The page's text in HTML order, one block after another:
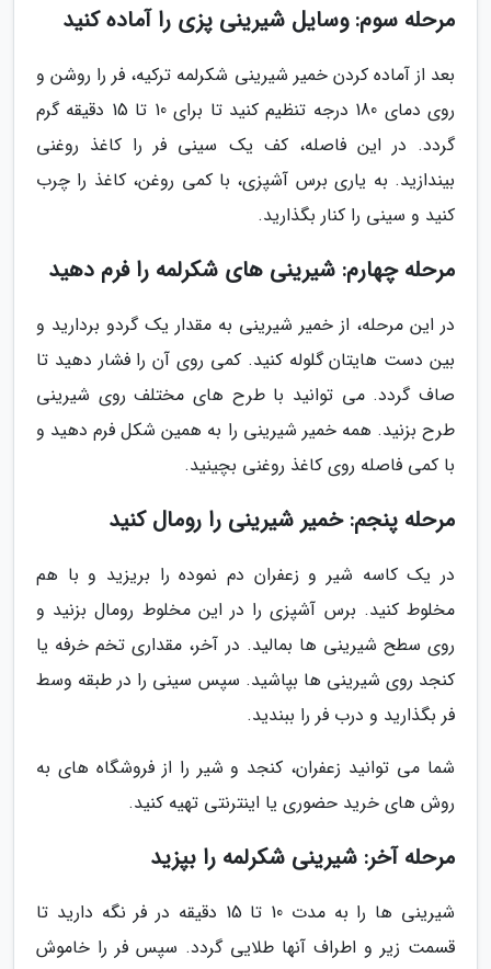
مرحله سوم: وسایل شیرینی پزی را آماده کنید
بعد از آماده کردن خمیر شیرینی شکرلمه ترکیه، فر را روشن و
روی دمای 180 درجه تنظیم کنید تا برای 10 تا 15 دقیقه گرم
گردد. در این فاصله، کف یک سینی فر را کاغذ روغنی
بیندازید. به یاری برس آشپزی، با کمی روغن، کاغذ را چرب
کنید و سینی را کنار بگذارید.
مرحله چهارم: شیرینی های شکرلمه را فرم دهید
در این مرحله، از خمیر شیرینی به مقدار یک گردو بردارید و
بین دست هایتان گلوله کنید. کمی روی آن را فشار دهید تا
صاف گردد. می توانید با طرح های مختلف روی شیرینی
طرح بزنید. همه خمیر شیرینی را به همین شکل فرم دهید و
با کمی فاصله روی کاغذ روغنی بچینید.
مرحله پنجم: خمیر شیرینی را رومال کنید
در یک کاسه شیر و زعفران دم نموده را بریزید و با هم
مخلوط کنید. برس آشپزی را در این مخلوط رومال بزنید و
روی سطح شیرینی ها بمالید. در آخر، مقداری تخم خرفه یا
کنجد روی شیرینی ها بپاشید. سپس سینی را در طبقه وسط
فر بگذارید و درب فر را ببندید.
شما می توانید زعفران، کنجد و شیر را از فروشگاه های به
روش های خرید حضوری یا اینترنتی تهیه کنید.
مرحله آخر: شیرینی شکرلمه را بپزید
شیرینی ها را به مدت 10 تا 15 دقیقه در فر نگه دارید تا
قسمت زیر و اطراف آنها طلایی گردد. سپس فر را خاموش